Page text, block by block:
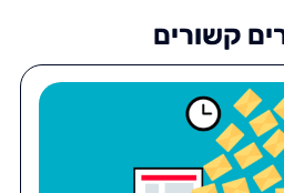
קשורים